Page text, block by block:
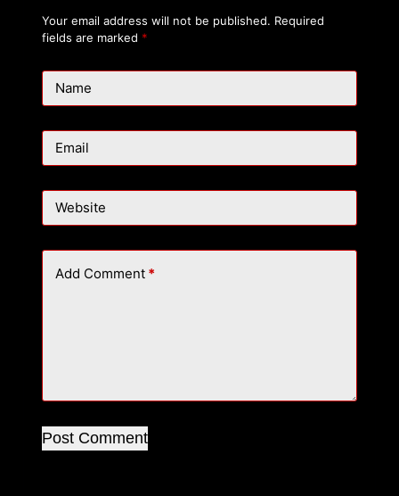
Your email address will not be published. Required
fields are marked *
Name
Email
Website
Add Comment*
Post Comment